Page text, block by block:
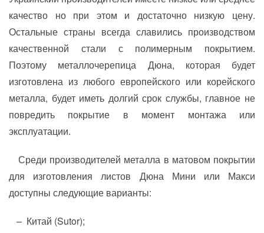
качество но при этом и достаточно низкую цену.
Остальные страны всегда славились производством
качественной стали с полимерным покрытием.
Поэтому металлочерепица Дюна, которая будет
изготовлена ​​из любого европейского или корейского
металла, будет иметь долгий срок службы, главное не
повредить покрытие в момент монтажа или
эксплуатации.
Среди производителей металла в матовом покрытии
для изготовления листов Дюна Мини или Макси
доступны следующие варианты:
Китай (Sutor);